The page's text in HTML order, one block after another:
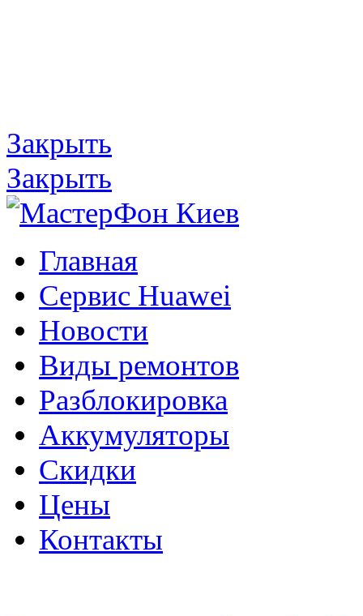
Закрыть
Закрыть
Главная
Сервис Huawei
Новости
Виды ремонтов
Разблокировка
Аккумуляторы
Скидки
Цены
Контакты